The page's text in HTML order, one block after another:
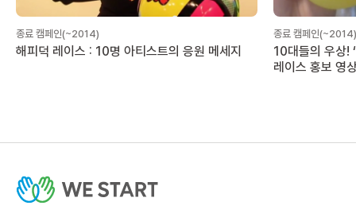
종료 캠페인(~2014)
해피덕 레이스 : 10명 아티스트의 응원 메세지
종료 캠페인(~2014)
10대들의 우상!
레이스 홍보 영